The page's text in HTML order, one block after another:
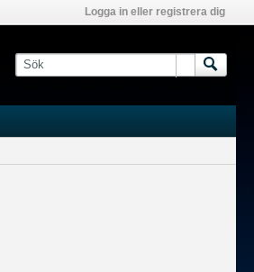
Logga in eller registrera dig